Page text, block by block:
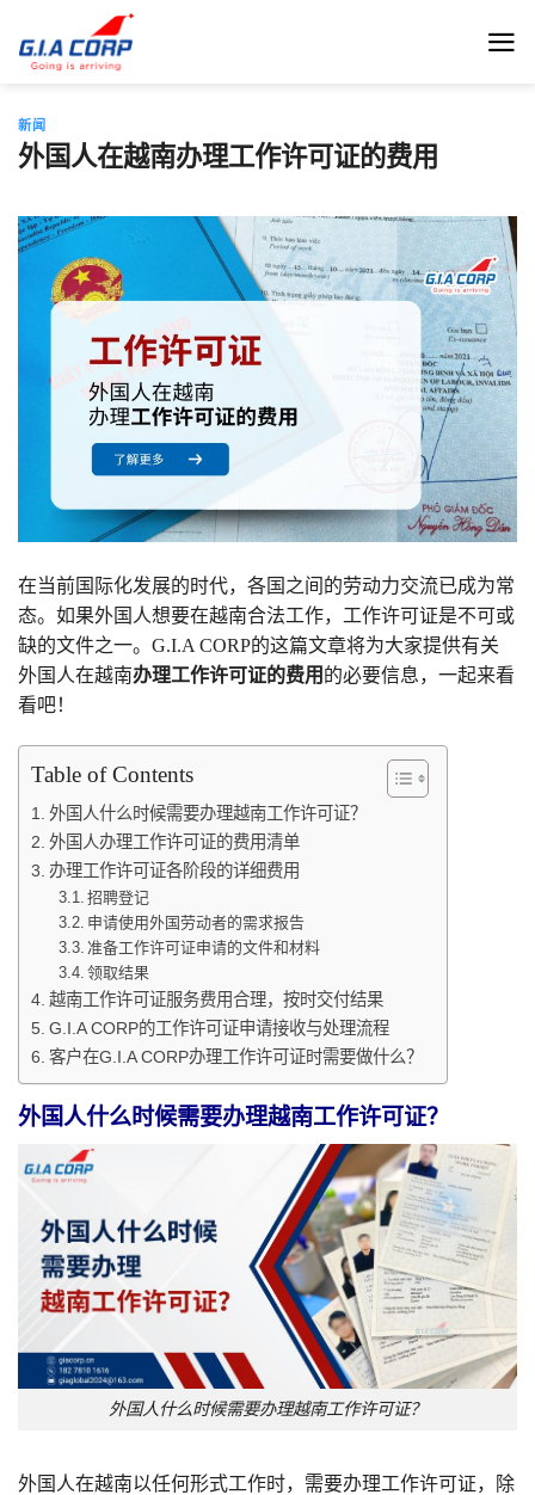
新闻
外国人在越南办理工作许可证的费用
在当前国际化发展的时代，各国之间的劳动力交流已成为常
态。如果外国人想要在越南合法工作，工作许可证是不可或
缺的文件之一。G.I.A CORP的这篇文章将为大家提供有关
外国人在越南办理工作许可证的费用 的必要信息，一起来看
看吧！
Table of Contents
外国人什么时候需要办理越南工作许可证？
外国人办理工作许可证的费用清单
办理工作许可证各阶段的详细费用
招聘登记
申请使用外国劳动者的需求报告
准备工作许可证申请的文件和材料
领取结果
越南工作许可证服务费用合理，按时交付结果
G.I.A CORP的工作许可证申请接收与处理流程
客户在G.I.A CORP办理工作许可证时需要做什么？
外国人什么时候需要办理越南工作许可证？
外国人什么时候需要办理越南工作许可证？
外国人在越南以任何形式工作时，需要办理工作许可证，除